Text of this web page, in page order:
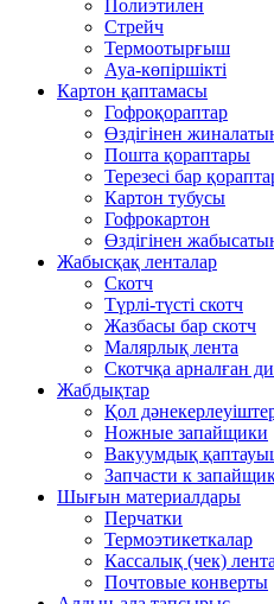
Полиэтилен
Стрейч
Термоотырғыш
Ауа-көпіршікті
Картон қаптамасы
Гофроқораптар
Өздігінен
Пошта қораптары
Терезесі бар
Картон тубусы
Гофрокартон
Өздігінен
Жабысқақ ленталар
Скотч
Түрлі-түсті скотч
Жазбасы бар скотч
Малярлық лента
Скотчқа арналған
Жабдықтар
Қол
Ножные запайщики
Вакуумдық
Запчасти к
Шығын материалдары
Перчатки
Термоэтикеткалар
Кассалық (чек) лента
Почтовые конверты